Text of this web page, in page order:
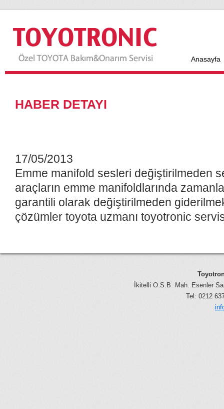
Anasayfa
HABER DETAYI
17/05/2013
Emme manifold sesleri değiştirilmeden
araçların emme manifoldlarında
garantili olarak değiştirilmeden
çözümler toyota uzmanı toyotronic
İkitelli O.S.B. Mah. Esenler
Tel: 0212